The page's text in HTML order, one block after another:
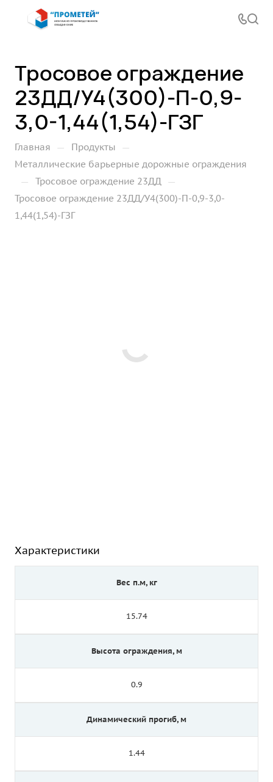
Тросовое ограждение
23ДД/У4(300)-П-0,9-
3,0-1,44(1,54)-ГЗГ
Главная — Продукты —
Металлические барьерные дорожные ограждения
— Тросовое ограждение 23ДД —
Тросовое ограждение 23ДД/У4(300)-П-0,9-3,0-
1,44(1,54)-ГЗГ
Характеристики
Вес п.м, кг
15.74
Высота ограждения, м
0.9
Динамический прогиб, м
1.44